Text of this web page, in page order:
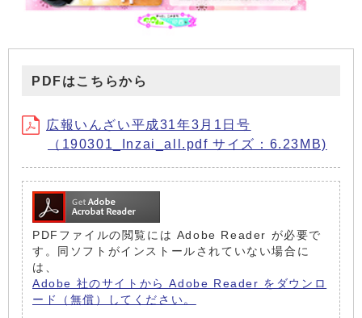
PDFはこちらから
広報いんざい平成31年3月1日号
（190301_Inzai_all.pdf サイズ：6.23MB)
PDFファイルの閲覧には Adobe Reader が必要で
す。同ソフトがインストールされていない場合に
は、
Adobe 社のサイトから Adobe Reader をダウンロ
ード（無償）してください。